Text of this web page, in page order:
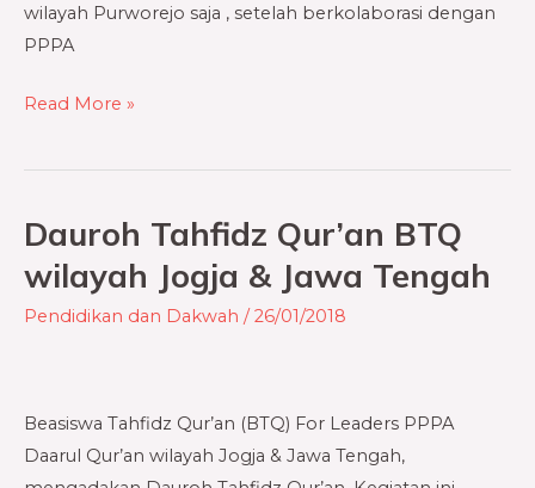
wilayah Purworejo saja , setelah berkolaborasi dengan
PPPA
Read More »
Dauroh Tahfidz Qur’an BTQ
wilayah Jogja & Jawa Tengah
Pendidikan dan Dakwah /26/01/2018
Beasiswa Tahfidz Qur’an (BTQ) For Leaders PPPA
Daarul Qur’an wilayah Jogja & Jawa Tengah,
Dauroh
Tahfidz
Qur’an
BTQ
&
Jawa